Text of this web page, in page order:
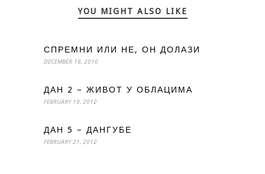
YOU MIGHT ALSO LIKE
СПРЕМНИ ИЛИ НЕ, ОН ДОЛАЗИ
DECEMBER 18, 2010
ДАН 2 – ЖИВОТ У ОБЛАЦИМА
FEBRUARY 19, 2012
ДАН 5 – ДАНГУБЕ
FEBRUARY 21, 2012